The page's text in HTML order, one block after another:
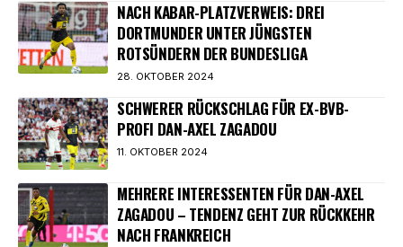
NACH KABAR-PLATZVERWEIS: DREI
DORTMUNDER UNTER JÜNGSTEN
ROTSÜNDERN DER BUNDESLIGA
28. OKTOBER 2024
SCHWERER RÜCKSCHLAG FÜR EX-BVB-
PROFI DAN-AXEL ZAGADOU
11. OKTOBER 2024
MEHRERE INTERESSENTEN FÜR DAN-AXEL
ZAGADOU – TENDENZ GEHT ZUR RÜCKKEHR
NACH FRANKREICH